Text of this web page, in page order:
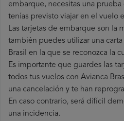
embarque, necesitas una
tenías previsto viajar en el vuelo
Las tarjetas de embarque son la
también puedes utilizar una
Brasil en la que se reconozca la
Es importante que guardes las
todos tus vuelos con Avianca
una cancelación y te han
En caso contrario, será difícil
una incidencia.